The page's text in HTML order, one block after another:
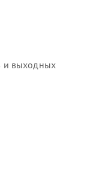
и выходных